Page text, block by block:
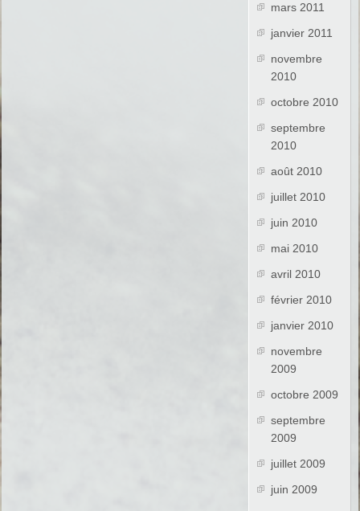
mars 2011
janvier 2011
novembre
2010
octobre 2010
septembre
2010
août 2010
juillet 2010
juin 2010
mai 2010
avril 2010
février 2010
janvier 2010
novembre
2009
octobre 2009
septembre
2009
juillet 2009
juin 2009